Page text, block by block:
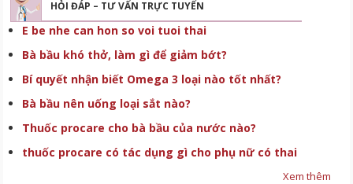
HỎI ĐÁP – TƯ VẤN TRỰC TUYẾN
E be nhe can hon so voi tuoi thai
Bà bầu khó thở, làm gì để giảm bớt?
Bí quyết nhận biết Omega 3 loại nào tốt nhất?
Bà bầu nên uống loại sắt nào?
Thuốc procare cho bà bầu của nước nào?
thuốc procare có tác dụng gì cho phụ nữ có thai
Xem thêm